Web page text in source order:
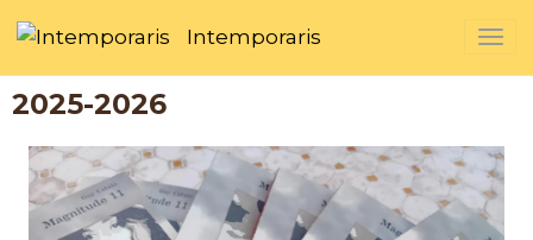
Intemporaris
2025-2026